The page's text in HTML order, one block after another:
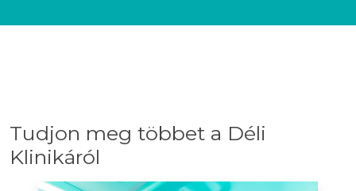
Tudjon meg többet a Déli
Klinikáról